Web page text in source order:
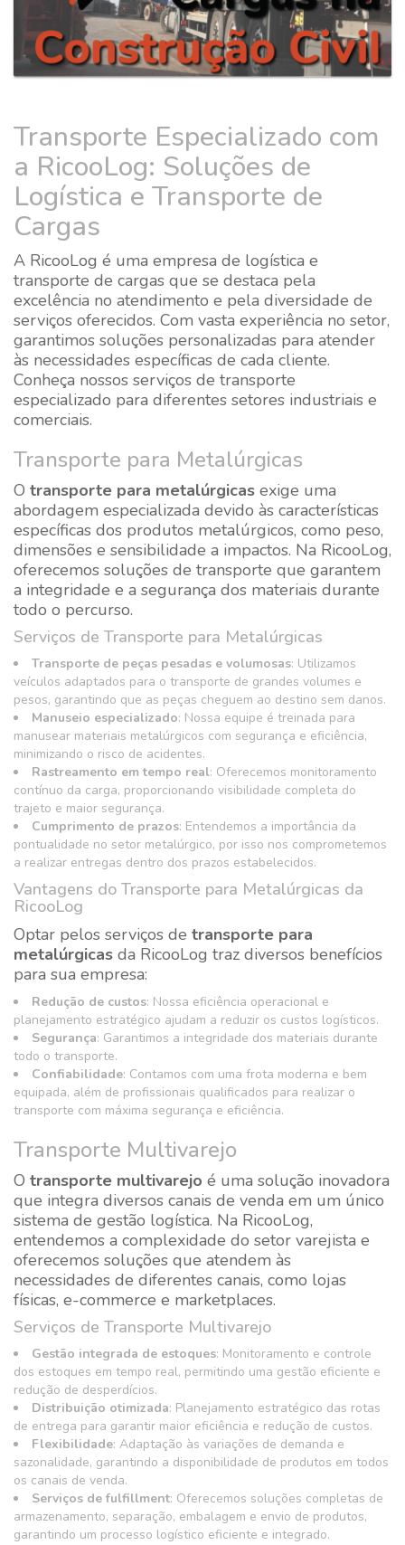
Transporte Especializado com
a RicooLog: Soluções de
Logística e Transporte de
Cargas
A RicooLog é uma empresa de logística e
transporte de cargas que se destaca pela
excelência no atendimento e pela diversidade de
serviços oferecidos. Com vasta experiência no setor,
garantimos soluções personalizadas para atender
às necessidades específicas de cada cliente.
Conheça nossos serviços de transporte
especializado para diferentes setores industriais e
comerciais.
Transporte para Metalúrgicas
O transporte para metalúrgicas exige uma
abordagem especializada devido às características
específicas dos produtos metalúrgicos, como peso,
dimensões e sensibilidade a impactos. Na RicooLog,
oferecemos soluções de transporte que garantem
a integridade e a segurança dos materiais durante
todo o percurso.
Serviços de Transporte para Metalúrgicas
Transporte de peças pesadas e volumosas: Utilizamos
veículos adaptados para o transporte de grandes volumes e
pesos, garantindo que as peças cheguem ao destino sem danos.
Manuseio especializado: Nossa equipe é treinada para
manusear materiais metalúrgicos com segurança e eficiência,
minimizando o risco de acidentes.
Rastreamento em tempo real: Oferecemos monitoramento
contínuo da carga, proporcionando visibilidade completa do
trajeto e maior segurança.
Cumprimento de prazos: Entendemos a importância da
pontualidade no setor metalúrgico, por isso nos comprometemos
a realizar entregas dentro dos prazos estabelecidos.
Vantagens do Transporte para Metalúrgicas da
RicooLog
Optar pelos serviços de transporte para
metalúrgicas da RicooLog traz diversos benefícios
para sua empresa:
Redução de custos: Nossa eficiência operacional e
planejamento estratégico ajudam a reduzir os custos logísticos.
Segurança: Garantimos a integridade dos materiais durante
todo o transporte.
Confiabilidade: Contamos com uma frota moderna e bem
equipada, além de profissionais qualificados para realizar o
transporte com máxima segurança e eficiência.
Transporte Multivarejo
O transporte multivarejo é uma solução inovadora
que integra diversos canais de venda em um único
sistema de gestão logística. Na RicooLog,
entendemos a complexidade do setor varejista e
oferecemos soluções que atendem às
necessidades de diferentes canais, como lojas
físicas, e-commerce e marketplaces.
Serviços de Transporte Multivarejo
Gestão integrada de estoques: Monitoramento e controle
dos estoques em tempo real, permitindo uma gestão eficiente e
redução de desperdícios.
Distribuição otimizada: Planejamento estratégico das rotas
de entrega para garantir maior eficiência e redução de custos.
Flexibilidade: Adaptação às variações de demanda e
sazonalidade, garantindo a disponibilidade de produtos em todos
os canais de venda.
Serviços de fulfillment: Oferecemos soluções completas de
armazenamento, separação, embalagem e envio de produtos,
garantindo um processo logístico eficiente e integrado.